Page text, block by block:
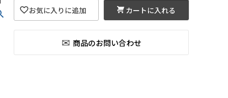
カートに入れる